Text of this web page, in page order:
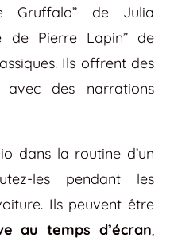
Gruffalo” de Julia
de Pierre Lapin” de
Ils offrent des
avec des narrations
dans la routine d’un
les pendant les
Ils peuvent être
au temps d’écran,